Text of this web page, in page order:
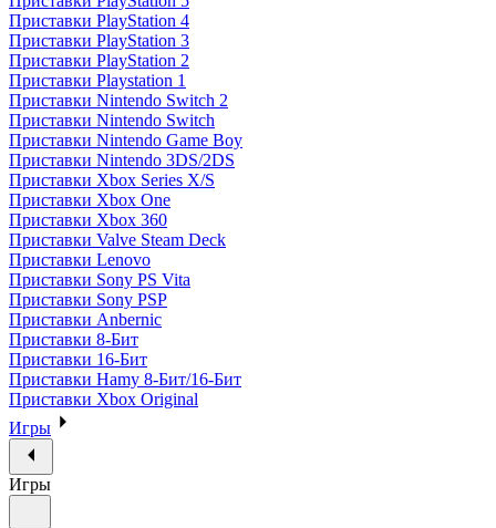
Приставки PlayStation 4
Приставки PlayStation 3
Приставки PlayStation 2
Приставки Playstation 1
Приставки Nintendo Switch 2
Приставки Nintendo Switch
Приставки Nintendo Game Boy
Приставки Nintendo 3DS/2DS
Приставки Xbox Series X/S
Приставки Xbox One
Приставки Xbox 360
Приставки Valve Steam Deck
Приставки Lenovo
Приставки Sony PS Vita
Приставки Sony PSP
Приставки Anbernic
Приставки 8-Бит
Приставки 16-Бит
Приставки Hamy 8-Бит/16-Бит
Приставки Xbox Original
Игры
Игры